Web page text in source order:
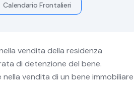
Calendario Frontalieri
vendita della residenza
di detenzione del bene.
vendita di un bene immobiliare